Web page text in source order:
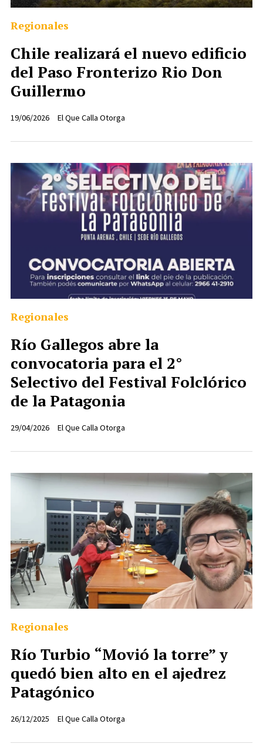
Chile realizará el nuevo edificio
del Paso Fronterizo Rio Don
Guillermo
El Que Calla Otorga
Regionales
19/06/2026
Río Gallegos abre la
convocatoria para el 2°
Selectivo del Festival Folclórico
de la Patagonia
El Que Calla Otorga
Regionales
29/04/2026
Río Turbio “Movió la torre” y
quedó bien alto en el ajedrez
Patagónico
El Que Calla Otorga
Regionales
26/12/2025